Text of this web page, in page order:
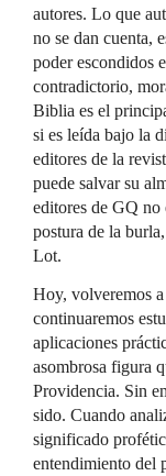
autores. Lo que
no se dan cuenta,
poder escondidos
contradictorio,
Biblia es el
si es leída bajo la
editores de la
puede salvar su
editores de GQ no
postura de la
Lot.
Hoy, volveremos
continuaremos
aplicaciones
asombrosa figura
Providencia. Sin
sido. Cuando
significado
entendimiento del